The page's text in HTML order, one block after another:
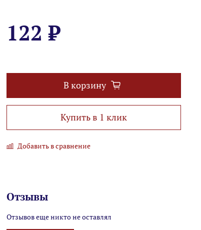
122 ₽
В корзину
Купить в 1 клик
Добавить в сравнение
Отзывы
Отзывов еще никто не оставлял